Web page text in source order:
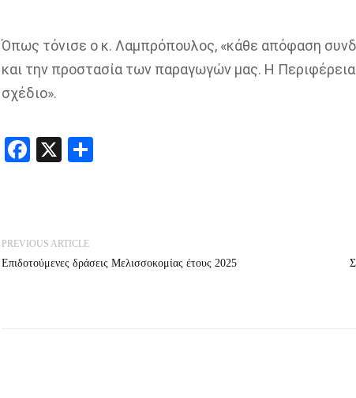
Όπως τόνισε ο κ. Λαμπρόπουλος, «κάθε απόφαση
και την προστασία των παραγωγών μας. Η
σχέδιο».
Facebook
X
PREVIOUS ARTICLE
Επιδοτούμενες δράσεις Μελισσοκομίας έτους 2025